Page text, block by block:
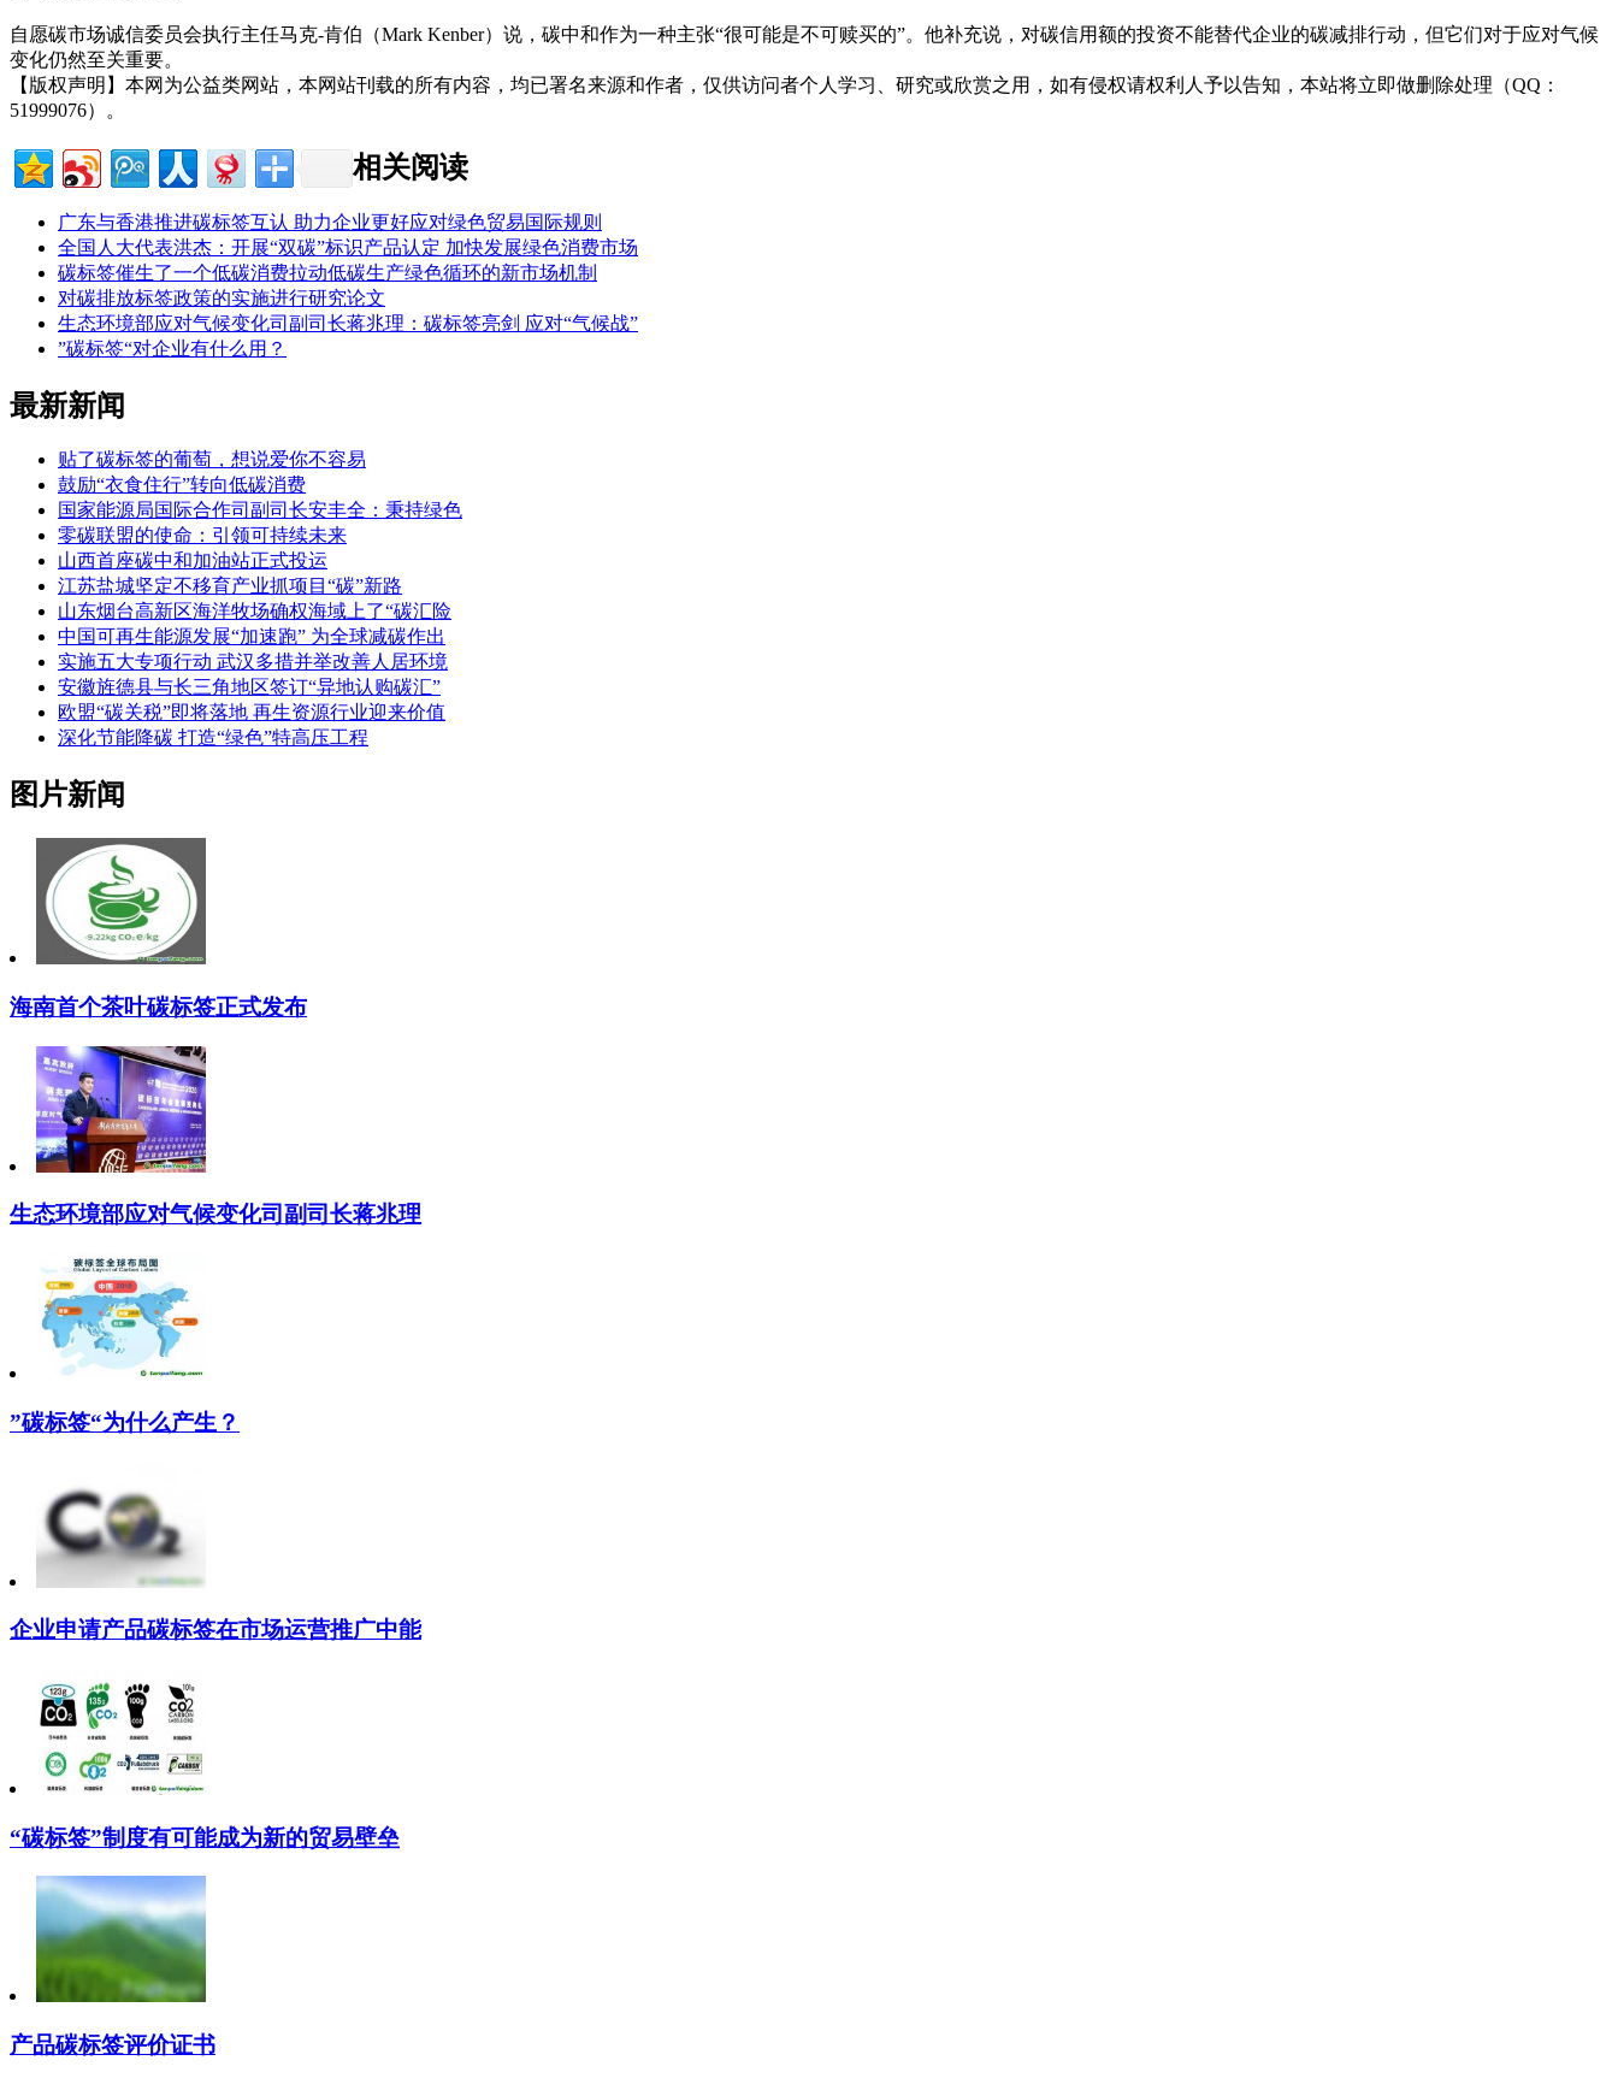
自愿碳市场诚信委员会执行主任马克-肯伯（Mark Kenber）说，碳中和作为一种主张“很可能是不可赎买的”。他补充说，对碳信用额的投资不能替代企业的碳减排行动，但它们对于应对气候
变化仍然至关重要。
【版权声明】本网为公益类网站，本网站刊载的所有内容，均已署名来源和作者，仅供访问者个人学习、研究或欣赏之用，如有侵权请权利人予以告知，本站将立即做删除处理（QQ：
51999076）。
相关阅读
广东与香港推进碳标签互认 助力企业更好应对绿色贸易国际规则
全国人大代表洪杰：开展“双碳”标识产品认定 加快发展绿色消费市场
碳标签催生了一个低碳消费拉动低碳生产绿色循环的新市场机制
对碳排放标签政策的实施进行研究论文
生态环境部应对气候变化司副司长蒋兆理：碳标签亮剑 应对“气候战”
”碳标签“对企业有什么用？
最新新闻
贴了碳标签的葡萄，想说爱你不容易
鼓励“衣食住行”转向低碳消费
国家能源局国际合作司副司长安丰全：秉持绿色
零碳联盟的使命：引领可持续未来
山西首座碳中和加油站正式投运
江苏盐城坚定不移育产业抓项目“碳”新路
山东烟台高新区海洋牧场确权海域上了“碳汇险
中国可再生能源发展“加速跑” 为全球减碳作出
实施五大专项行动 武汉多措并举改善人居环境
安徽旌德县与长三角地区签订“异地认购碳汇”
欧盟“碳关税”即将落地 再生资源行业迎来价值
深化节能降碳 打造“绿色”特高压工程
图片新闻
海南首个茶叶碳标签正式发布
生态环境部应对气候变化司副司长蒋兆理
”碳标签“为什么产生？
企业申请产品碳标签在市场运营推广中能
“碳标签”制度有可能成为新的贸易壁垒
产品碳标签评价证书